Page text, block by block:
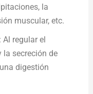
la
muscular, etc.
: Al regular el
secreción de
digestión